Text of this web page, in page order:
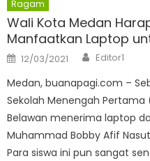
Ragam
Wali Kota Medan
Manfaatkan Laptop
Posted
on
12/03/2021 Author
Editor1
Medan, buanapagi.com –
Sekolah Menengah
Belawan menerima laptop
Muhammad Bobby Afif
Para siswa ini pun sangat